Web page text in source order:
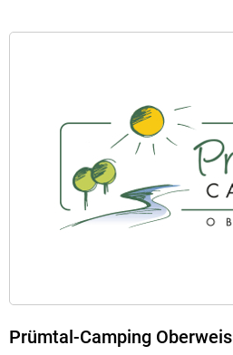
Prümtal-Camping Oberweis